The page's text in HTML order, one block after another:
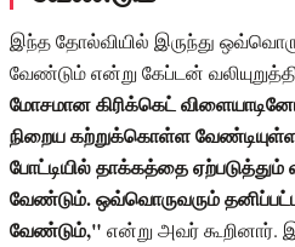
இந்த தோல்வியில் இருந்து
வேண்டும் என்று கேப்டன்
மோசமான கிரிக்கெட்
நிறைய கற்றுக்கொள்ள
போட்டியில் தாக்கத்தை
வேண்டும். ஒவ்வொருவரும்
வேண்டும்," என்று அவர் கூறினார்.